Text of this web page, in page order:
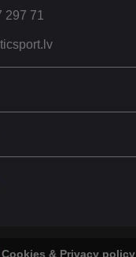
297 71
Cookies & Privacy policy